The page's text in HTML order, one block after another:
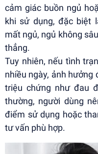
cảm giác buồn ngủ
khi sử dụng, đặc biệt
mất ngủ, ngủ không
thẳng.
Tuy nhiên, nếu tình
nhiều ngày, ảnh
triệu chứng như đau
thường, người dùng
điểm sử dụng hoặc
tư vấn phù hợp.